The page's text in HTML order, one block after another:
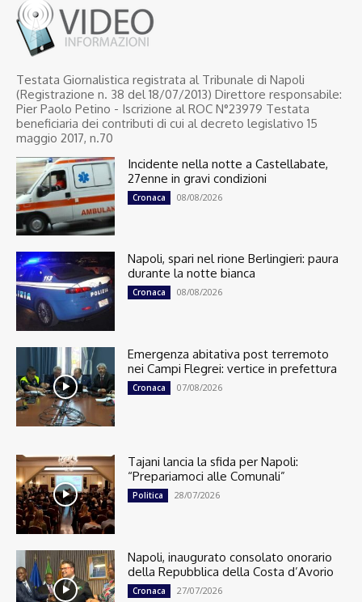
Testata Giornalistica registrata al Tribunale di Napoli
(Registrazione n. 38 del 18/07/2013) Direttore responsabile:
Pier Paolo Petino - Iscrizione al ROC N°23979 Testata
beneficiaria dei contributi di cui al decreto legislativo 15
maggio 2017, n.70
Incidente nella notte a Castellabate,
27enne in gravi condizioni
Cronaca 08/08/2026
Napoli, spari nel rione Berlingieri: paura
durante la notte bianca
Cronaca 08/08/2026
Emergenza abitativa post terremoto
nei Campi Flegrei: vertice in prefettura
Cronaca 07/08/2026
Tajani lancia la sfida per Napoli:
“Prepariamoci alle Comunali”
Politica 28/07/2026
Napoli, inaugurato consolato onorario
della Repubblica della Costa d’Avorio
Cronaca 27/07/2026